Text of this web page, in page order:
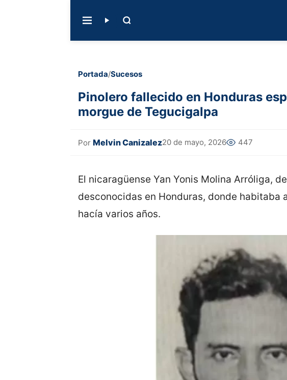
Portada/Sucesos
Pinolero fallecido en Honduras
morgue de Tegucigalpa
Por Melvin Canizalez20 de mayo, 2026 447
El nicaragüense Yan Yonis Molina Arróliga,
desconocidas en Honduras, donde habitaba
hacía varios años.